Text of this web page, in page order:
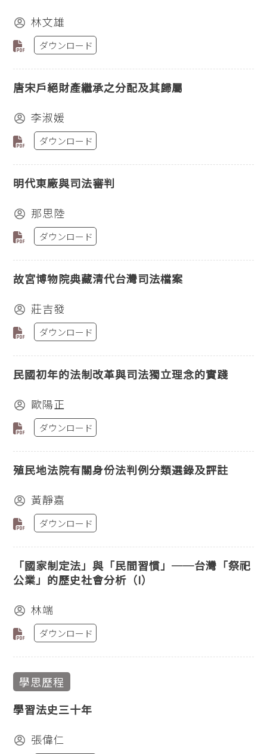
林文雄
ダウンロード
唐宋戶絕財產繼承之分配及其歸屬
李淑媛
ダウンロード
明代東廠與司法審判
那思陸
ダウンロード
故宮博物院典藏清代台灣司法檔案
莊吉發
ダウンロード
民國初年的法制改革與司法獨立理念的實踐
歐陽正
ダウンロード
殖民地法院有關身份法判例分類選錄及評註
黃靜嘉
ダウンロード
「國家制定法」與「民間習慣」──台灣「祭祀
公業」的歷史社會分析（I）
林端
ダウンロード
學思歷程
學習法史三十年
張偉仁